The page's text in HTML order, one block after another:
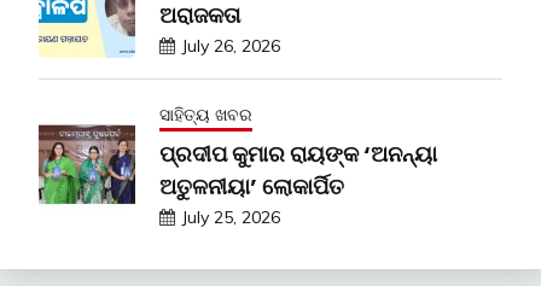
ଅରାଜକତା
July 26, 2026
ସାହିତ୍ୟ ଖବର
ପ୍ରଦୀପ କୁମାର ରାୟଙ୍କ ‘ଅନନ୍ୟା
ଅତୁଳନୀୟା’ ଲୋକାର୍ପିତ
July 25, 2026